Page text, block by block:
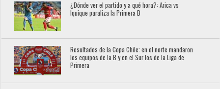
¿Dónde ver el partido y a qué hora?: Arica vs
Iquique paraliza la Primera B
Resultados de la Copa Chile: en el norte mandaron
los equipos de la B y en el Sur los de la Liga de
Primera